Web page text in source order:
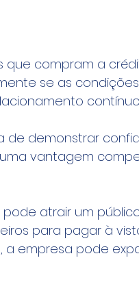
que compram a
se as
de demonstrar
vantagem
atrair um
para pagar à
empresa pode